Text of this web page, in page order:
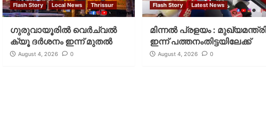
Flash Story Local News Thrissur
ഗുരുവായൂരില്‍ വെര്‍ച്വല്‍
ക്യൂ ദര്‍ശനം ഇന്ന് മുതല്‍
August 4, 2026 0
Flash Story Latest News
മിന്നല്‍ പ്രളയം : മുഖ്യമന്ത്രി
ഇന്ന് പത്തനംതിട്ടയിലേക്ക്
August 4, 2026 0